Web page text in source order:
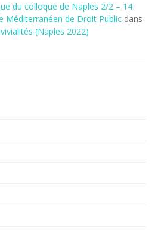
du colloque de Naples 2/2 – 14
Méditerranéen de Droit Public dans
(Naples 2022)